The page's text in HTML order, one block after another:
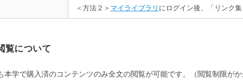
＜方法２＞ マイライブラリ にログイン後、「リンク
覧について
本学で購入済のコンテンツのみ全文の閲覧が可能です。（閲覧制限が